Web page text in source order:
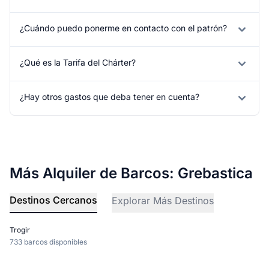
¿Cuándo puedo ponerme en contacto con el patrón?
¿Qué es la Tarifa del Chárter?
¿Hay otros gastos que deba tener en cuenta?
Más Alquiler de Barcos: Grebastica
Destinos Cercanos Explorar Más Destinos
Trogir
733 barcos disponibles